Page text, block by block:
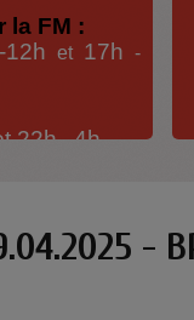
la FM :
et 17h -
22h-4h
-